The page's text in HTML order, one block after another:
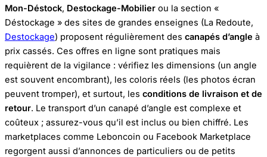
Mon-Déstock, Destockage-Mobilier ou la section «
Déstockage » des sites de grandes enseignes (La Redoute,
Destockage) proposent régulièrement des canapés d’angle à
prix cassés. Ces offres en ligne sont pratiques mais
requièrent de la vigilance : vérifiez les dimensions (un angle
est souvent encombrant), les coloris réels (les photos écran
peuvent tromper), et surtout, les conditions de livraison et de
retour. Le transport d’un canapé d’angle est complexe et
coûteux ; assurez-vous qu’il est inclus ou bien chiffré. Les
marketplaces comme Leboncoin ou Facebook Marketplace
regorgent aussi d’annonces de particuliers ou de petits